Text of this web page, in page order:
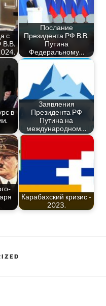
с
В.В.
Послание
Президента РФ В.В.
Путина
Федеральному…
в
Заявления
Президента РФ
Путина на
международном…
Карабахский кризис -
2023.